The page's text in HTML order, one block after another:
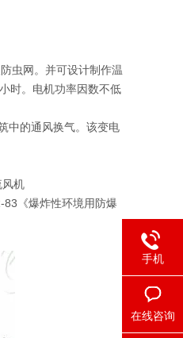
虫网。并可设计制作温
时。电机功率因数不低
中的通风换气。该变电
风机
《爆炸性环境用防爆
手机
在线咨询